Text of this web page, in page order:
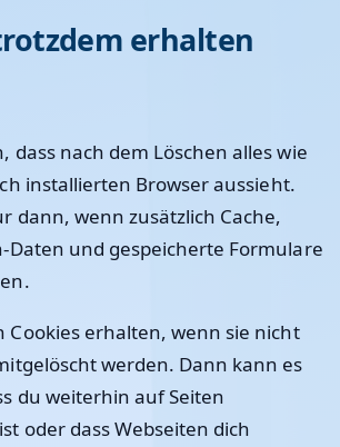
erhalten
dass nach dem Löschen alles wie
installierten Browser aussieht.
dann, wenn zusätzlich Cache,
Daten und gespeicherte Formulare
Cookies erhalten, wenn sie nicht
werden. Dann kann es
du weiterhin auf Seiten
oder dass Webseiten dich